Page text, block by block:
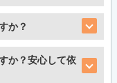
か？
か？安心して依